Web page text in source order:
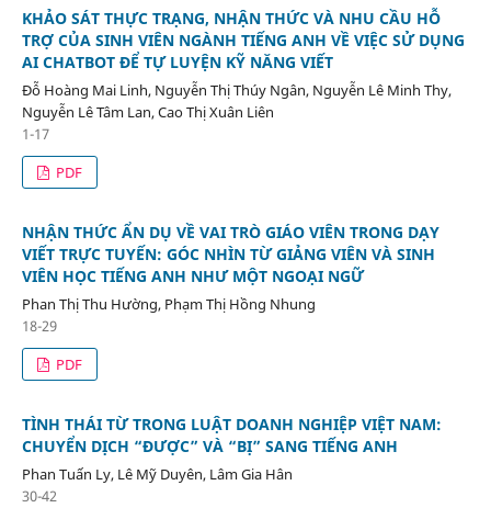
KHẢO SÁT THỰC TRẠNG, NHẬN THỨC VÀ NHU CẦU HỖ
TRỢ CỦA SINH VIÊN NGÀNH TIẾNG ANH VỀ VIỆC SỬ DỤNG
AI CHATBOT ĐỂ TỰ LUYỆN KỸ NĂNG VIẾT
Đỗ Hoàng Mai Linh, Nguyễn Thị Thúy Ngân, Nguyễn Lê Minh Thy,
Nguyễn Lê Tâm Lan, Cao Thị Xuân Liên
1-17
PDF
NHẬN THỨC ẨN DỤ VỀ VAI TRÒ GIÁO VIÊN TRONG DẠY
VIẾT TRỰC TUYẾN: GÓC NHÌN TỪ GIẢNG VIÊN VÀ SINH
VIÊN HỌC TIẾNG ANH NHƯ MỘT NGOẠI NGỮ
Phan Thị Thu Hường, Phạm Thị Hồng Nhung
18-29
PDF
TÌNH THÁI TỪ TRONG LUẬT DOANH NGHIỆP VIỆT NAM:
CHUYỂN DỊCH “ĐƯỢC” VÀ “BỊ” SANG TIẾNG ANH
Phan Tuấn Ly, Lê Mỹ Duyên, Lâm Gia Hân
30-42